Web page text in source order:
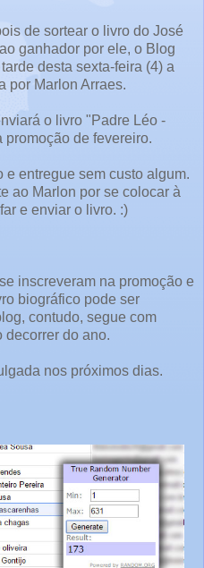
de sortear o livro do José
ganhador por ele, o Blog
desta sexta-feira (4) a
por Marlon Arraes.
o livro "Padre Léo -
promoção de fevereiro.
entregue sem custo algum.
ao Marlon por se colocar à
e enviar o livro. :)
inscreveram na promoção e
biográfico pode ser
contudo, segue com
decorrer do ano.
nos próximos dias.